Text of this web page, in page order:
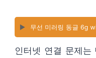
▶️ 무선 미러링 동글 6g
인터넷 연결 문제는